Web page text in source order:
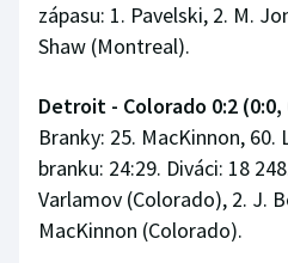
zápasu: 1. Pavelski, 2. M.
Shaw (Montreal).
Detroit - Colorado 0:2 (0:0,
Branky: 25. MacKinnon, 60.
branku: 24:29. Diváci: 18
Varlamov (Colorado), 2. J.
MacKinnon (Colorado).